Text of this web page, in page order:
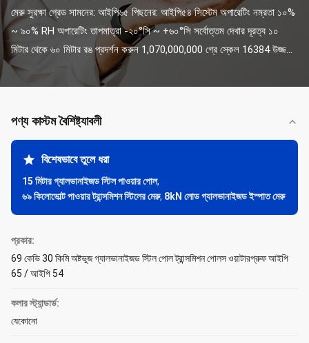
মেরু সুরক্ষা গ্রেড সামনের: আইপি৬৫ পিছনের: আইপি৫৪ সিস্টেম অপারেটিং নম্রতা ১০%
~ ৯০% RH অপারেটিং তাপমাত্রা -২০°সি ~ +৬০°সি সর্বোত্তম দেখার দূরত্ব ১০
মিটার থেকে ৬০ মিটার রঙ প্রদর্শন করুন 1,070,000,000 গ্রে স্কেল 16384 উজ্জ...
পণ্য কাস্টম বৈশিষ্ট্যাবলী
বিশেষভাবে তুলে ধরা
15 মিটার গ্যালভানাইজড স্টিল পাওয়ার পোল,
৬৯ কিলোভোল্ট পাওয়ার ট্রান্সমিশন স্টিলের মেরু, 8kN লোড গ্যালভানাইজড ইস্পাত মেরু
প্রকার:
69 কেভি 30 কিমি অষ্টভুজ গ্যালভানাইজড স্টিল পোল ট্রান্সমিশন পোলস ওয়াটারপ্রুফ আইপি
65 / আইপি 54
কলার স্ট্যান্ডার্ড:
যেকোনো